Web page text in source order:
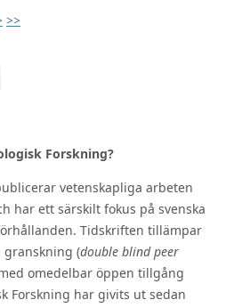
>>
Forskning?
vetenskapliga arbeten
har ett särskilt fokus på svenska
Tidskriften tillämpar
granskning (double blind peer
omedelbar öppen tillgång
Forskning har givits ut sedan